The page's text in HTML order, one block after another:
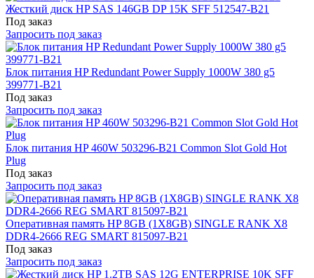
Жесткий диск HP SAS 146GB DP 15K SFF 512547-B21
Под заказ
Запросить под заказ
Блок питания HP Redundant Power Supply 1000W 380 g5
399771-B21
Под заказ
Запросить под заказ
Блок питания HP 460W 503296-B21 Common Slot Gold Hot
Plug
Под заказ
Запросить под заказ
Оперативная память HP 8GB (1X8GB) SINGLE RANK X8
DDR4-2666 REG SMART 815097-B21
Под заказ
Запросить под заказ